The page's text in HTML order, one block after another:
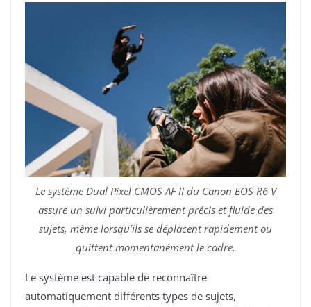
Le système Dual Pixel CMOS AF II du Canon EOS R6 V
assure un suivi particulièrement précis et fluide des
sujets, même lorsqu’ils se déplacent rapidement ou
quittent momentanément le cadre.
Le système est capable de reconnaître
automatiquement différents types de sujets,